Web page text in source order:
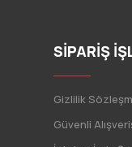
SİPARİŞ
Gizlilik
Güvenli